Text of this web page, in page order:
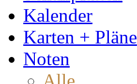
Kalender
Karten + Pläne
Noten